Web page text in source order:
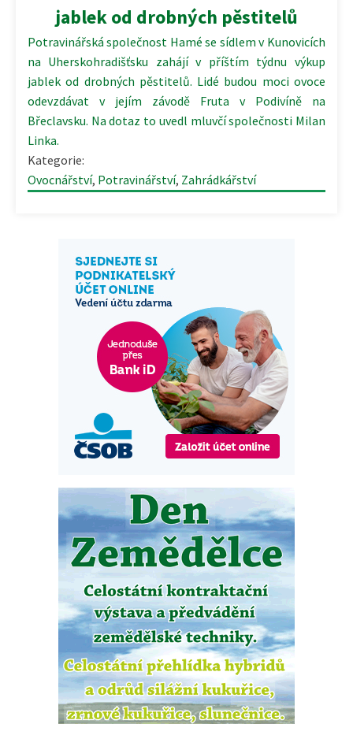
jablek od drobných pěstitelů
Potravinářská společnost Hamé se sídlem v Kunovicích
na Uherskohradišťsku zahájí v příštím týdnu výkup
jablek od drobných pěstitelů. Lidé budou moci ovoce
odevzdávat v jejím závodě Fruta v Podivíně na
Břeclavsku. Na dotaz to uvedl mluvčí společnosti Milan
Linka.
Kategorie:
Ovocnářství, Potravinářství, Zahrádkářství